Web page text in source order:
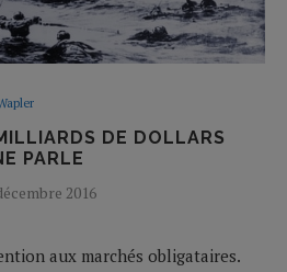
DE DOLLARS
PARLE
2016
aux marchés obligataires.